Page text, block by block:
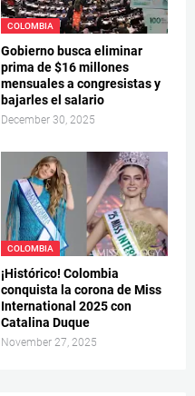
COLOMBIA
Gobierno busca eliminar
prima de $16 millones
mensuales a congresistas y
bajarles el salario
December 30, 2025
COLOMBIA
¡Histórico! Colombia
conquista la corona de Miss
International 2025 con
Catalina Duque
November 27, 2025